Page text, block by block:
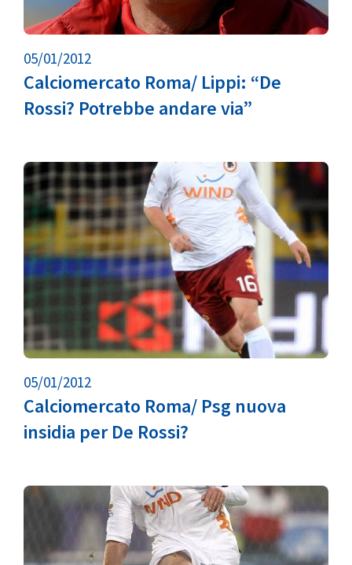
05/01/2012
Calciomercato Roma/ Lippi: “De
Rossi? Potrebbe andare via”
05/01/2012
Calciomercato Roma/ Psg nuova
insidia per De Rossi?